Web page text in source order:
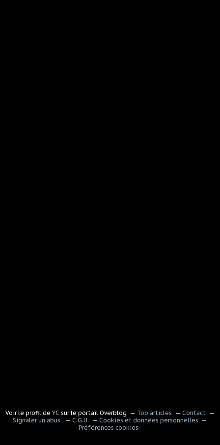
Voir le profil de YC sur le portail Overblog Top articles
Contact
Signaler un abus
C.G.U.
Cookies et données personnelles
Préférences cookies